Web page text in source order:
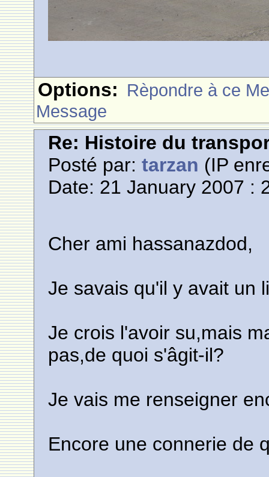
Options: Rèpondre à ce
Message
Re: Histoire du
Posté par:tarzan (IP
Date: 21 January 2007 :
Cher ami hassanazdod,
Je savais qu'il y avait un
Je crois l'avoir su,mais
pas,de quoi s'âgit-il?
Je vais me renseigner
Encore une connerie de